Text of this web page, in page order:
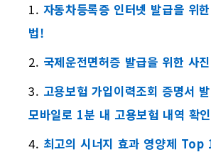
자동차등록증 인터넷 발급을 위
법!
국제운전면허증 발급을 위한 사
고용보험 가입이력조회 증명서
모바일로 1분 내 고용보험 내역 확
최고의 시너지 효과 영양제 Top